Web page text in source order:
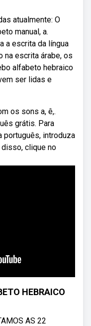
atualmente: O
manual, a.
a escrita da língua
na escrita árabe, os
alfabeto hebraico
ser lidas e
os sons a, ê,.
grátis. Para
português, introduza
clique no
HEBRAICO
AS 22